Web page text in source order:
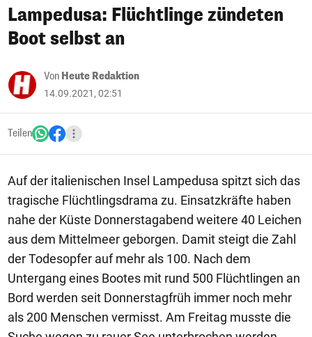
Lampedusa: Flüchtlinge zündeten
Boot selbst an
Von Heute Redaktion
14.09.2021, 02:51
Teilen
Auf der italienischen Insel Lampedusa spitzt sich das
tragische Flüchtlingsdrama zu. Einsatzkräfte haben
nahe der Küste Donnerstagabend weitere 40 Leichen
aus dem Mittelmeer geborgen. Damit steigt die Zahl
der Todesopfer auf mehr als 100. Nach dem
Untergang eines Bootes mit rund 500 Flüchtlingen an
Bord werden seit Donnerstagfrüh immer noch mehr
als 200 Menschen vermisst. Am Freitag musste die